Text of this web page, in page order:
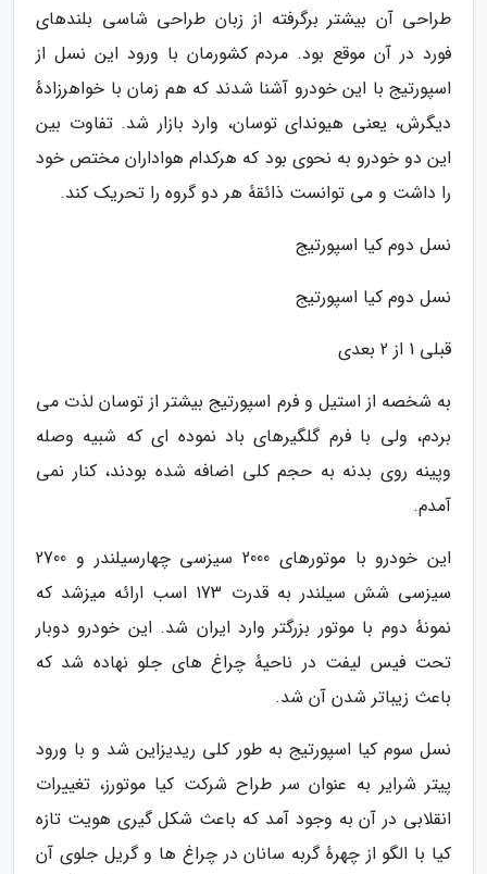
طراحی آن بیشتر برگرفته از زبان طراحی شاسی بلندهای
فورد در آن موقع بود. مردم کشورمان با ورود این نسل از
اسپورتیج با این خودرو آشنا شدند که هم زمان با خواهرزادهٔ
دیگرش، یعنی هیوندای توسان، وارد بازار شد. تفاوت بین
این دو خودرو به نحوی بود که هرکدام هواداران مختص خود
را داشت و می توانست ذائقهٔ هر دو گروه را تحریک کند.
نسل دوم کیا اسپورتیج
نسل دوم کیا اسپورتیج
قبلی 1 از 2 بعدی
به شخصه از استیل و فرم اسپورتیج بیشتر از توسان لذت می
بردم، ولی با فرم گلگیرهای باد نموده ای که شبیه وصله
وپینه روی بدنه به حجم کلی اضافه شده بودند، کنار نمی
آمدم.
این خودرو با موتورهای 2000 سیزسی چهارسیلندر و 2700
سیزسی شش سیلندر به قدرت 173 اسب ارائه میزشد که
نمونهٔ دوم با موتور بزرگتر وارد ایران شد. این خودرو دوبار
تحت فیس لیفت در ناحیهٔ چراغ های جلو نهاده شد که
باعث زیباتر شدن آن شد.
نسل سوم کیا اسپورتیج به طور کلی ریدیزاین شد و با ورود
پیتر شرایر به عنوان سر طراح شرکت کیا موتورز، تغییرات
انقلابی در آن به وجود آمد که باعث شکل گیری هویت تازه
کیا با الگو از چهرهٔ گربه سانان در چراغ ها و گریل جلوی آن